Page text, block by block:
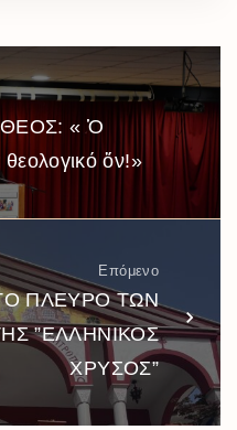
« Ὁ
ὄν!»
Επόμενο
ΠΛΕΥΡΟ ΤΩΝ
”ΕΛΛΗΝΙΚΟΣ
ΧΡΥΣΟΣ”